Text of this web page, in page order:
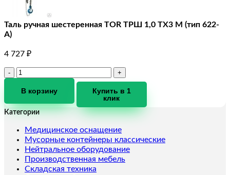
Таль ручная шестеренная TOR ТРШ 1,0 ТХ3 М (тип 622-
A)
4 727 ₽
Количество
Таль
шестеренная
ТРШ
1,0
ТХ3
М
(тип
В корзину
Купить в 1
клик
Категории
Медицинское оснащение
Мусорные контейнеры классические
Нейтральное оборудование
Производственная мебель
Складская техника